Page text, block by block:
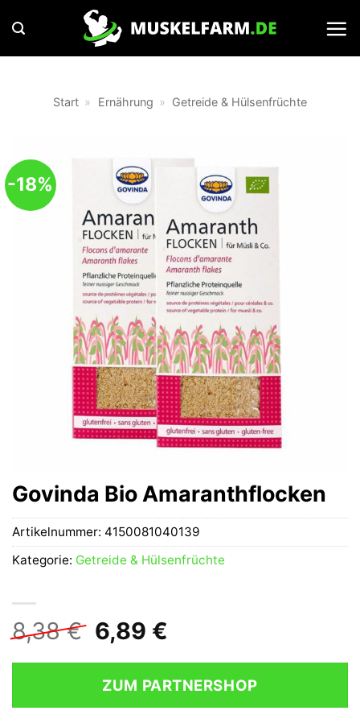
Inhalt
springen
Start » Ernährung » Getreide & Hülsenfrüchte
-18%
Govinda Bio Amaranthflocken
8,38€ Ursprünglicher
Preis
war:
8,38 €
6,89 €
ist:
6,89 €.
ZUM PARTNERSHOP
Artikelnummer: 4150081040139
Kategorie: Getreide & Hülsenfrüchte